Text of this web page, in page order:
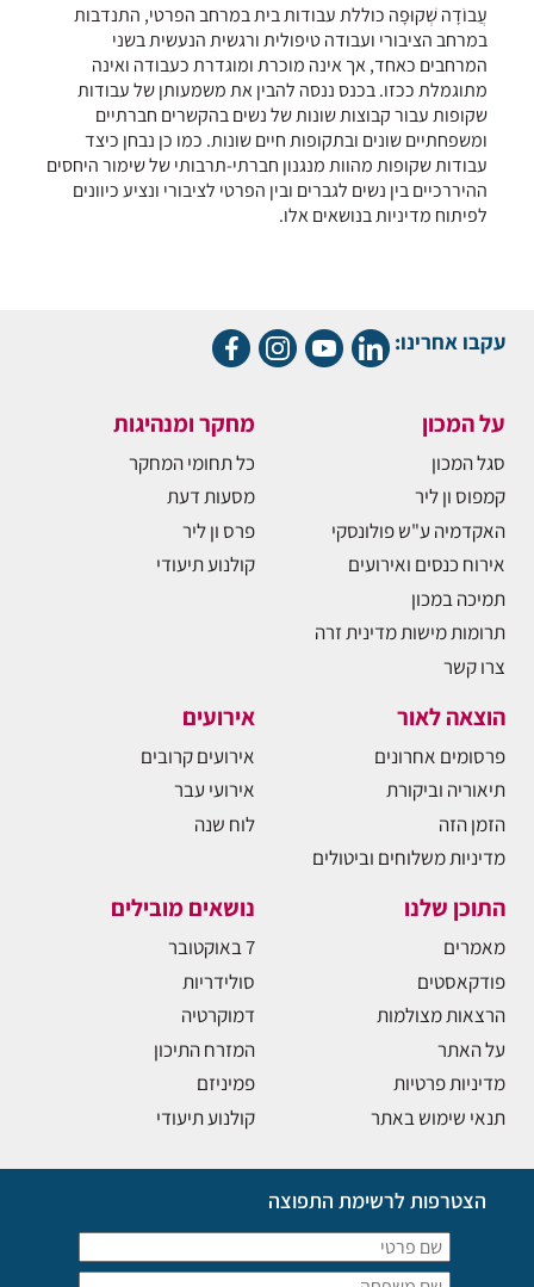
עֲבוֹדָה שְׁקוּפָה כוללת עבודות בית במרחב הפרטי, התנדבות
במרחב הציבורי ועבודה טיפולית ורגשית הנעשית בשני
המרחבים כאחד, אך אינה מוכרת ומוגדרת כעבודה ואינה
מתוגמלת ככזו. בכנס ננסה להבין את משמעותן של עבודות
שקופות עבור קבוצות שונות של נשים בהקשרים חברתיים
ומשפחתיים שונים ובתקופות חיים שונות. כמו כן נבחן כיצד
עבודות שקופות מהוות מנגנון חברתי-תרבותי של שימור היחסים
ההיררכיים בין נשים לגברים ובין הפרטי לציבורי ונציע כיוונים
לפיתוח מדיניות בנושאים אלו.
עקבו אחרינו:
על המכון
סגל המכון
קמפוס ון ליר
האקדמיה ע"ש פולונסקי
אירוח כנסים ואירועים
תמיכה במכון
תרומות מישות מדינית זרה
צרו קשר
מחקר ומנהיגות
כל תחומי המחקר
מסעות דעת
פרס ון ליר
קולנוע תיעודי
הוצאה לאור
פרסומים אחרונים
תיאוריה וביקורת
הזמן הזה
מדיניות משלוחים וביטולים
אירועים
אירועים קרובים
אירועי עבר
לוח שנה
התוכן שלנו
מאמרים
פודקאסטים
הרצאות מצולמות
על האתר
מדיניות פרטיות
תנאי שימוש באתר
נושאים מובילים
7 באוקטובר
סולידריות
דמוקרטיה
המזרח התיכון
פמיניזם
קולנוע תיעודי
הצטרפות לרשימת התפוצה